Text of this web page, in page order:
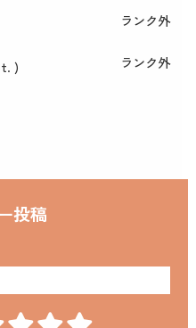
ランク外
) ランク外
投稿